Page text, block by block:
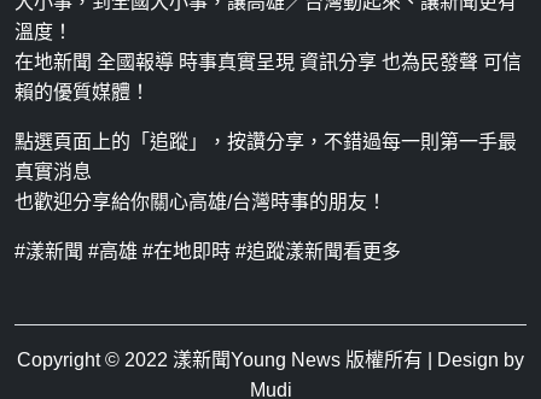
溫度！
在地新聞 全國報導 時事真實呈現 資訊分享 也為民發聲 可信
賴的優質媒體！
點選頁面上的「追蹤」，按讚分享，不錯過每一則第一手最
真實消息
也歡迎分享給你關心高雄/台灣時事的朋友！
#漾新聞 #高雄 #在地即時 #追蹤漾新聞看更多
Copyright © 2022 漾新聞Young News 版權所有 | Design by
Mudi